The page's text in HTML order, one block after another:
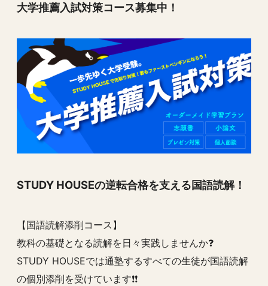
大学推薦入試対策コース募集中！
STUDY HOUSEの逆転合格を支える国語読解！
【国語読解添削コース】
教科の基礎となる読解を日々実践しませんか❓
STUDY HOUSEでは通塾するすべての生徒が国語読解
の個別添削を受けています❗️❗️